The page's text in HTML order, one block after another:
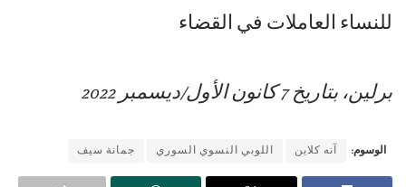
للنساء العاملات في القضاء
برلين، بتاريخ 7 كانون الأول/ديسمبر 2022
الوسوم: آنه كلاين اللوبي النسوي السوري جمانة سيف